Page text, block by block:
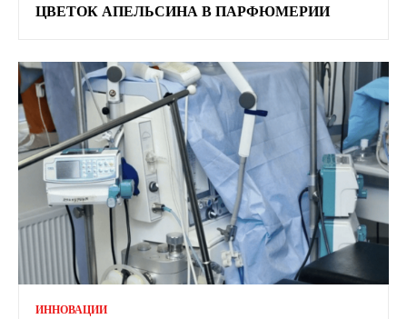
ЦВЕТОК АПЕЛЬСИНА В ПАРФЮМЕРИИ
ИННОВАЦИИ